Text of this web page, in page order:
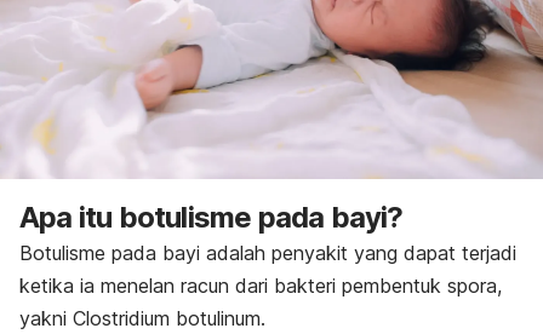
Apa itu botulisme pada bayi?
Botulisme pada bayi adalah penyakit yang dapat terjadi
ketika ia menelan racun dari bakteri pembentuk spora,
yakni Clostridium botulinum.